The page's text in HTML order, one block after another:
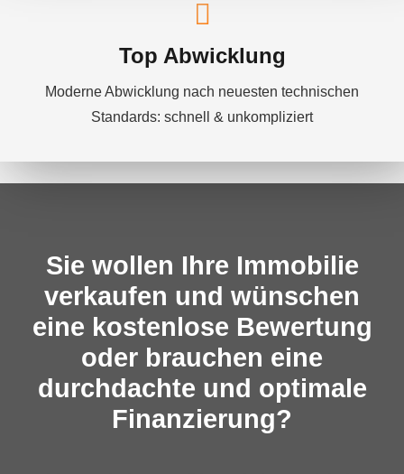
Top Abwicklung
Moderne Abwicklung nach neuesten technischen
Standards: schnell & unkompliziert
Sie wollen Ihre Immobilie
verkaufen und wünschen
eine kostenlose Bewertung
oder brauchen eine
durchdachte und optimale
Finanzierung?